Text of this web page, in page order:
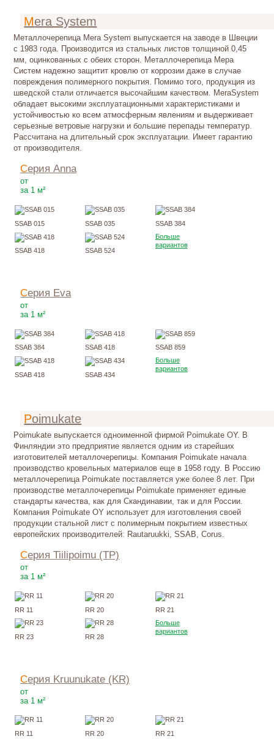
Mera System
Металлочерепица Mera System выпускается на заводе в Швеции
с 1983 года. Производится из стальных листов толщиной 0,45
мм, оцинкованных с обеих сторон. Металлочерепица Мера
Систем надежно защитит кровлю от коррозии даже в случае
повреждения полимерного покрытия. Помимо того, продукция из
шведской стали отличается высочайшим качеством. MeraSystem
обладает высокими эксплуатационными характеристиками и
устойчивостью ко всем атмосферным явлениям и выдерживает
серьезные ветровые нагрузки и большие перепады температур.
Рассчитана на длительный срок эксплуатации. Имеет гарантию
от производителя.
Серия Anna
от
за 1 м²
SSAB 015 SSAB 035 SSAB 384
SSAB 418 SSAB 524
Больше
вариантов
Серия Eva
от
за 1 м²
SSAB 384 SSAB 418 SSAB 859
SSAB 418 SSAB 434
Больше
вариантов
Poimukate
Poimukate выпускается одноименной фирмой Poimukate OY. В
Финляндии это предприятие является одним из старейших
изготовителей металлочерепицы. Компания Poimukate начала
производство кровельных материалов еще в 1958 году. В Россию
металлочерепица Poimukate поставляется уже более 8 лет. При
производстве металлочерепицы Poimukate применяет единые
стандарты качества, как для Скандинавии, так и для России.
Компания Poimukate OY использует для изготовления своей
продукции стальной лист с полимерным покрытием известных
европейских производителей: Rautaruukki, SSAB, Corus.
Серия Tiilipoimu (TP)
от
за 1 м²
RR 11 RR 20 RR 21
RR 23 RR 28
Больше
вариантов
Серия Kruunukate (KR)
от
за 1 м²
RR 11 RR 20 RR 21